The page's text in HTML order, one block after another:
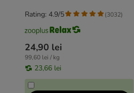
24,90 lei
99,60 lei / kg
23,66 lei
Rating: 4.9/5 (3032)